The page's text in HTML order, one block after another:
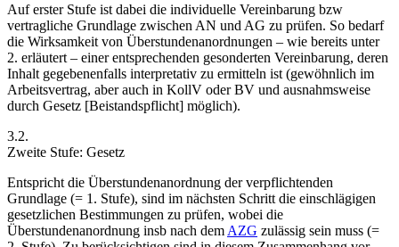
Auferster Stufe ist dabei die individuelle Vereinbarung bzw
vertragliche Grundlage zwischen AN und AG zu prüfen. So bedarf
die Wirksamkeit von Überstundenanordnungen – wie bereits unter
2. erläutert – einer entsprechenden gesonderten Vereinbarung, deren
Inhalt gegebenenfalls interpretativ zu ermitteln ist (gewöhnlich im
Arbeitsvertrag, aber auch in KollV oder BV und ausnahmsweise
durch Gesetz [Beistandspflicht] möglich).
3.2.
Zweite Stufe: Gesetz
Entspricht die Überstundenanordnung der verpflichtenden
Grundlage (= 1. Stufe), sind im nächsten Schritt die einschlägigen
gesetzlichen Bestimmungen zu prüfen, wobei die
Überstundenanordnung insb nach dem AZG zulässig sein muss (=